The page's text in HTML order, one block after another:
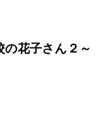
の花子さん２～